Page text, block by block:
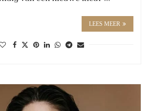
LEES MEER